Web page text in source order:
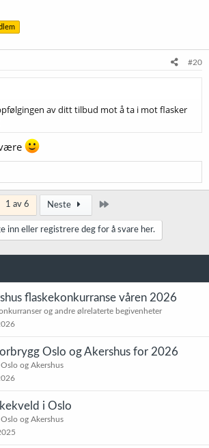
#20
av ditt tilbud mot å ta i mot flasker
1 av 6 Neste
inn eller registrere deg for å svare her.
flaskekonkurranse våren 2026
og andre ølrelaterte begivenheter
Oslo og Akershus for 2026
Oslo og Akershus
i Oslo
Oslo og Akershus